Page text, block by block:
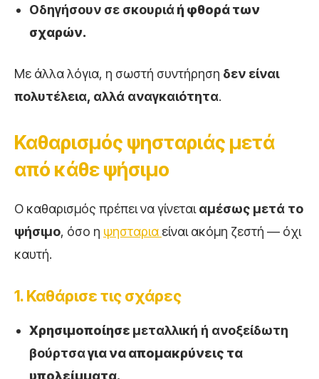
Οδηγήσουν σε σκουριάή φθορά των
σχαρών.
Με άλλα λόγια, η σωστή συντήρηση δεν είναι
πολυτέλεια, αλλά αναγκαιότητα.
Καθαρισμός ψησταριάς μετά
από κάθε ψήσιμο
Ο καθαρισμός πρέπει να γίνεταιαμέσως μετά το
ψήσιμο, όσο η ψησταρια είναι ακόμη ζεστή — όχι
καυτή.
1. Καθάρισε τις σχάρες
Χρησιμοποίησε μεταλλική ή ανοξείδωτη
βούρτσαγια να απομακρύνεις τα
υπολείμματα.